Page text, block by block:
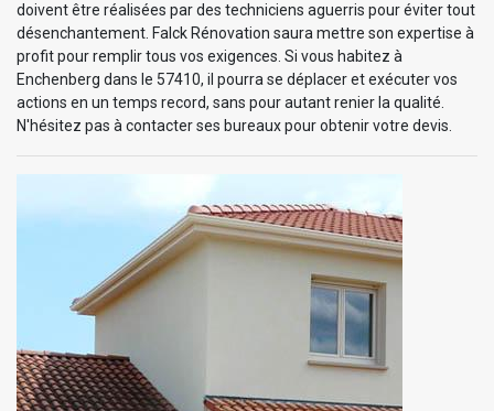
doivent être réalisées par des techniciens aguerris pour éviter tout
désenchantement. Falck Rénovation saura mettre son expertise à
profit pour remplir tous vos exigences. Si vous habitez à
Enchenberg dans le 57410, il pourra se déplacer et exécuter vos
actions en un temps record, sans pour autant renier la qualité.
N'hésitez pas à contacter ses bureaux pour obtenir votre devis.